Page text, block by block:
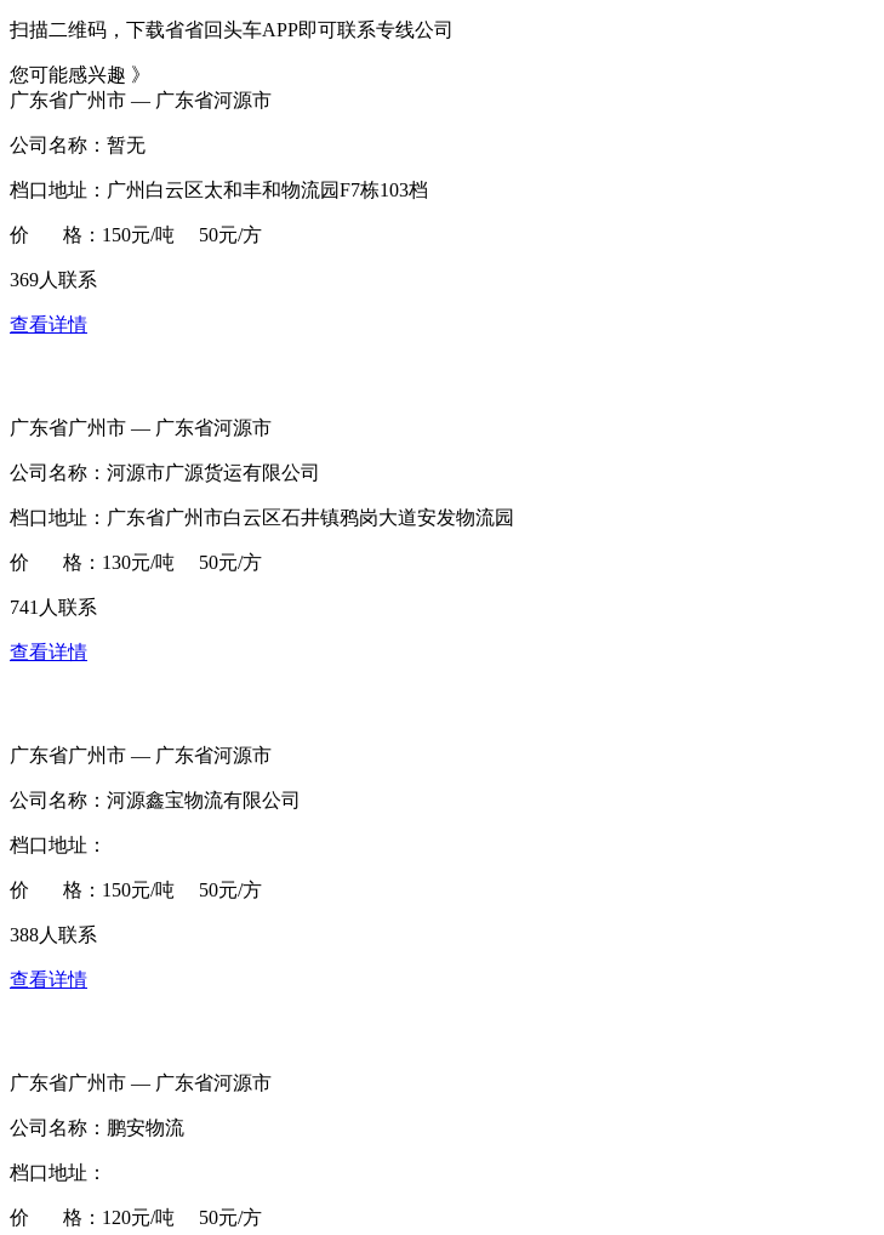
扫描二维码，下载省省回头车APP即可联系专线公司
您可能感兴趣 》
广东省广州市 — 广东省河源市
公司名称：暂无
档口地址：广州白云区太和丰和物流园F7栋103档
价 格：150元/吨 50元/方
369人联系
查看详情
广东省广州市 — 广东省河源市
公司名称：河源市广源货运有限公司
档口地址：广东省广州市白云区石井镇鸦岗大道安发物流园
价 格：130元/吨 50元/方
741人联系
查看详情
广东省广州市 — 广东省河源市
公司名称：河源鑫宝物流有限公司
档口地址：
价 格：150元/吨 50元/方
388人联系
查看详情
广东省广州市 — 广东省河源市
公司名称：鹏安物流
档口地址：
价 格：120元/吨 50元/方